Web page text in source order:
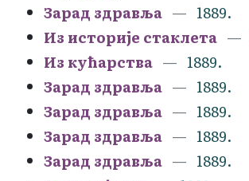
Зарад здравља
1889.
Из историје стаклета
Из кућарства
1889.
Зарад здравља
1889.
Зарад здравља
1889.
Зарад здравља
1889.
Зарад здравља
1889.